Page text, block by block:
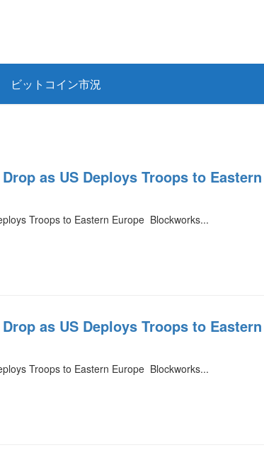
ビットコイン市況
as US Deploys Troops to Eastern
Troops to Eastern Europe Blockworks...
as US Deploys Troops to Eastern
Troops to Eastern Europe Blockworks...